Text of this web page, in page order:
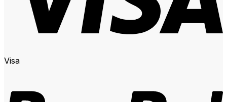
Visa